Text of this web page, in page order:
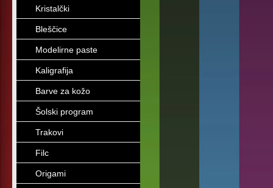
Kristalčki
Bleščice
Modelirne paste
Kaligrafija
Barve za kožo
Šolski program
Trakovi
Filc
Origami